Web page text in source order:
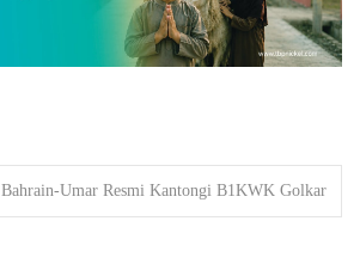
Bahrain-Umar Resmi Kantongi B1KWK Golkar